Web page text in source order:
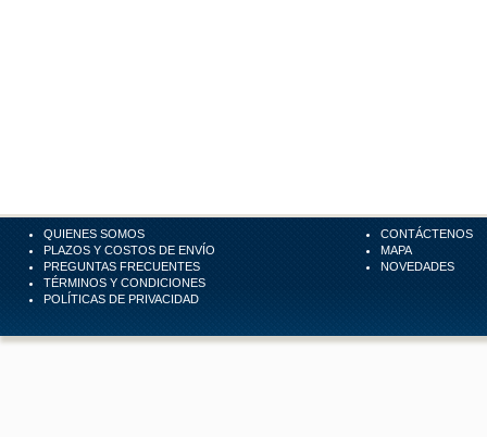
QUIENES SOMOS
PLAZOS Y COSTOS DE ENVÍO
PREGUNTAS FRECUENTES
TÉRMINOS Y CONDICIONES
POLÍTICAS DE PRIVACIDAD
CONTÁCTENOS
MAPA
NOVEDADES